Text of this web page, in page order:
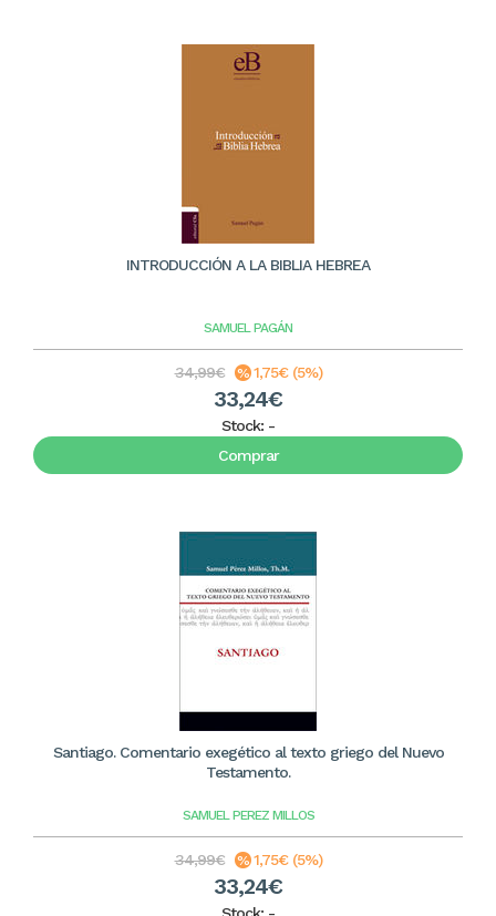
INTRODUCCIÓN A LA BIBLIA HEBREA
SAMUEL PAGÁN
34,99€ 1,75€ (5%)
33,24€
Stock: -
Comprar
Santiago. Comentario exegético al texto griego del Nuevo
Testamento.
SAMUEL PEREZ MILLOS
34,99€ 1,75€ (5%)
33,24€